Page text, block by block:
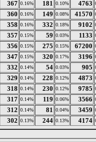
367 0.16% 181 0.10% 4763
360 0.16% 149 0.08% 41570
358 0.16% 332 0.18% 9102
357 0.15% 59 0.03% 1133
356 0.15% 275 0.15% 67200
347 0.15% 320 0.17% 3196
332 0.14% 54 0.03% 905
329 0.14% 228 0.12% 4873
318 0.14% 230 0.12% 9785
317 0.14% 119 0.06% 3566
312 0.14% 81 0.04% 3459
302 0.13% 244 0.13% 4174